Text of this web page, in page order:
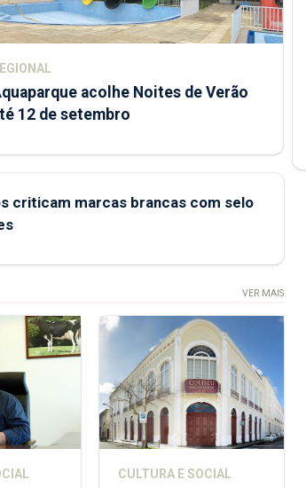
acolhe Noites de Verão
12 de setembro
criticam marcas brancas com selo
VER MAIS
CULTURA E SOCIAL